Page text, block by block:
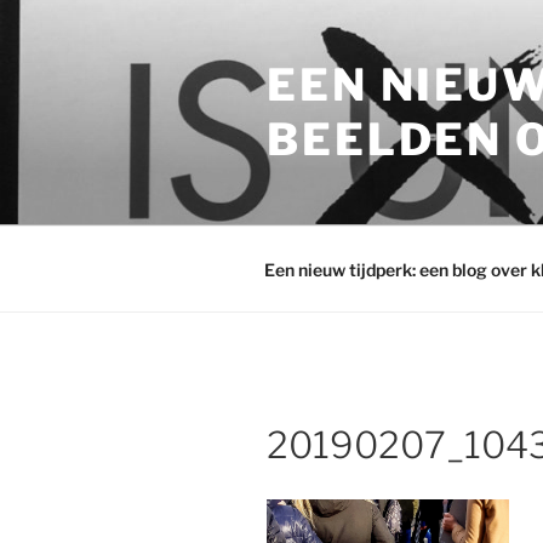
EEN
BEELDEN
Een nieuw tijdperk: een blog over